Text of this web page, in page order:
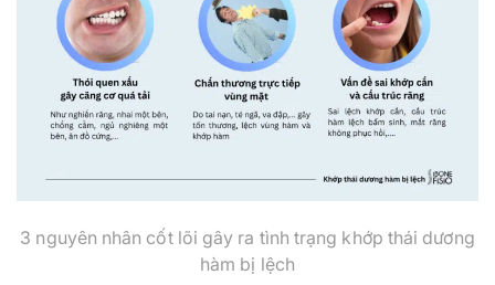
3 nguyên nhân cốt lõi gây ra tình trạng khớp thái dương
hàm bị lệch